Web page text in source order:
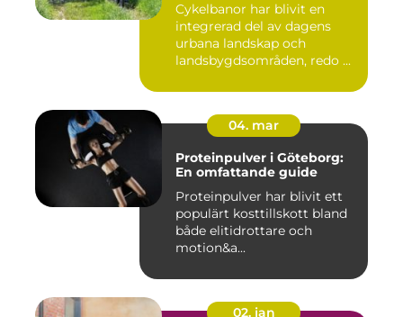
Cykelbanor har blivit en
integrerad del av dagens
urbana landskap och
landsbygdsområden, redo ...
04. mar
Proteinpulver i Göteborg:
En omfattande guide
Proteinpulver har blivit ett
populärt kosttillskott bland
både elitidrottare och
motion&a...
02. jan